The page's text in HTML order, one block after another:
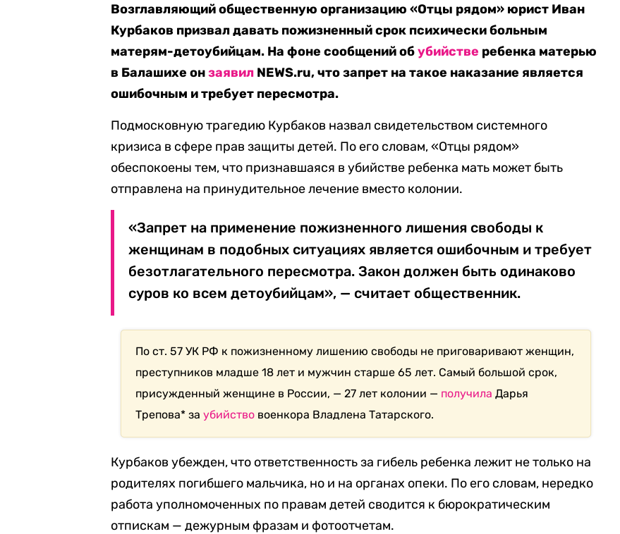
Возглавляющий общественную организацию «Отцы рядом» юрист Иван
Курбаков призвал давать пожизненный срок психически больным
матерям-детоубийцам. На фоне сообщений обубийстве ребенка матерью
в Балашихе онзаявил NEWS.ru, что запрет на такое наказание является
ошибочным и требует пересмотра.
Подмосковную трагедию Курбаков назвал свидетельством системного
кризиса в сфере прав защиты детей. По его словам, «Отцы рядом»
обеспокоены тем, что признавшаяся в убийстве ребенка мать может быть
отправлена на принудительное лечение вместо колонии.
«Запрет на применение пожизненного лишения свободы к
женщинам в подобных ситуациях является ошибочным и требует
безотлагательного пересмотра. Закон должен быть одинаково
суров ко всем детоубийцам», — считает общественник.
По ст. 57 УК РФ к пожизненному лишению свободы не приговаривают женщин,
преступников младше 18 лет и мужчин старше 65 лет. Самый большой срок,
присужденный женщине в России, — 27 лет колонии — получила Дарья
Трепова* заубийство военкора Владлена Татарского.
Курбаков убежден, что ответственность за гибель ребенка лежит не только на
родителях погибшего мальчика, но и на органах опеки. По его словам, нередко
работа уполномоченных по правам детей сводится к бюрократическим
отпискам — дежурным фразам и фотоотчетам.